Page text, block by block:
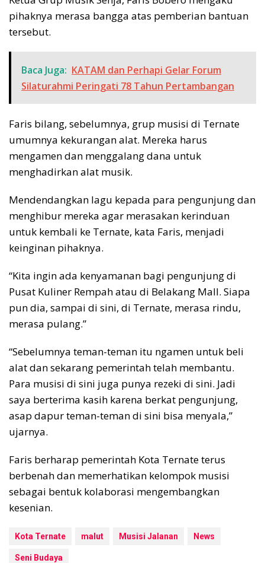
pihaknya merasa bangga atas pemberian bantuan
tersebut.
Baca Juga: KATAM dan Perhapi Gelar Forum
Silaturahmi Peringati 78 Tahun Pertambangan
Faris bilang, sebelumnya, grup musisi di Ternate
umumnya kekurangan alat. Mereka harus
mengamen dan menggalang dana untuk
menghadirkan alat musik.
Mendendangkan lagu kepada para pengunjung dan
menghibur mereka agar merasakan kerinduan
untuk kembali ke Ternate, kata Faris, menjadi
keinginan pihaknya.
“Kita ingin ada kenyamanan bagi pengunjung di
Pusat Kuliner Rempah atau di Belakang Mall. Siapa
pun dia, sampai di sini, di Ternate, merasa rindu,
merasa pulang.”
“Sebelumnya teman-teman itu ngamen untuk beli
alat dan sekarang pemerintah telah membantu.
Para musisi di sini juga punya rezeki di sini. Jadi
saya berterima kasih karena berkat pengunjung,
asap dapur teman-teman di sini bisa menyala,”
ujarnya.
Faris berharap pemerintah Kota Ternate terus
berbenah dan memerhatikan kelompok musisi
sebagai bentuk kolaborasi mengembangkan
kesenian.
Kota Ternate malut Musisi Jalanan News
Seni Budaya